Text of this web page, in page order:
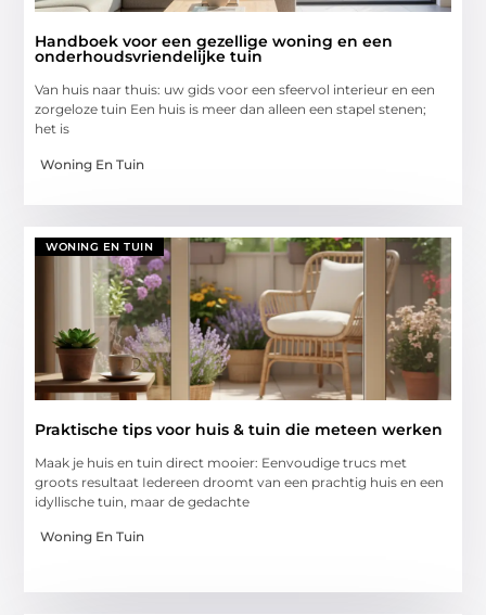
Handboek voor een gezellige woning en een
onderhoudsvriendelijke tuin
Van huis naar thuis: uw gids voor een sfeervol interieur en een
zorgeloze tuin Een huis is meer dan alleen een stapel stenen;
het is
Woning En Tuin
WONING EN TUIN
Praktische tips voor huis & tuin die meteen werken
Maak je huis en tuin direct mooier: Eenvoudige trucs met
groots resultaat Iedereen droomt van een prachtig huis en een
idyllische tuin, maar de gedachte
Woning En Tuin